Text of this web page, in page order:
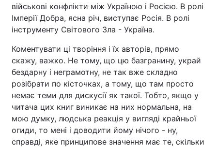
військові конфлікти між Україною і Росією. В ролі
Імперії Добра, ясна річ, виступає Росія. В ролі
інструменту Світового Зла - Україна.
Коментувати ці творіння і їх авторів, прямо
скажу, важко. Не тому, що цю базгранину, украй
бездарну і неграмотну, не так вже складно
розібрати по кісточках, а тому, що там просто
немає теми для дискусії як такої. Тобто, якщо у
читача цих книг виникає на них нормальна, на
мою думку, людська реакція у вигляді крайньої
огиди, то мені і доводити йому нічого - ну,
справді, яке принципове значення має те, скільки